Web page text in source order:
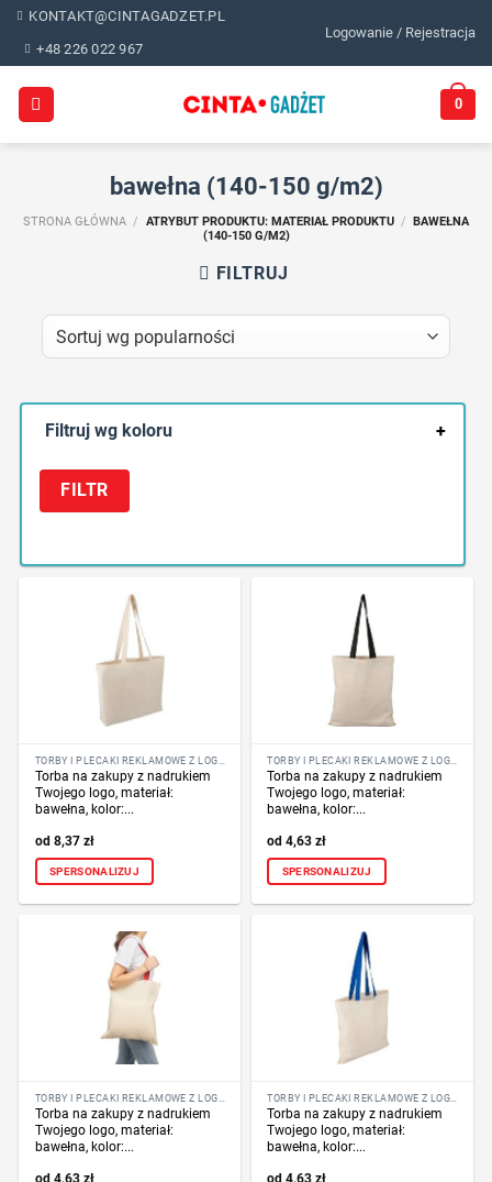
Skip
content
KONTAKT@CINTAGADZET.PL
+48 226 022 967
Logowanie / Rejestracja
0
bawełna (140-150 g/m2)
STRONA GŁÓWNA / ATRYBUT PRODUKTU: MATERIAŁ PRODUKTU /
BAWEŁNA
(140-150 G/M2)
FILTRUJ
Filtruj wg koloru +
FILTR
Torba na zakupy z nadrukiem
Twojego logo, materiał:
bawełna, kolor:...
8,37 zł
SPERSONALIZUJ
Torba na zakupy z nadrukiem
Twojego logo, materiał:
bawełna, kolor:...
4,63zł
SPERSONALIZUJ
Torba na zakupy z nadrukiem
Twojego logo, materiał:
bawełna, kolor:...
4,63 zł
Torba na zakupy z nadrukiem
Twojego logo, materiał:
bawełna, kolor:...
4,63zł